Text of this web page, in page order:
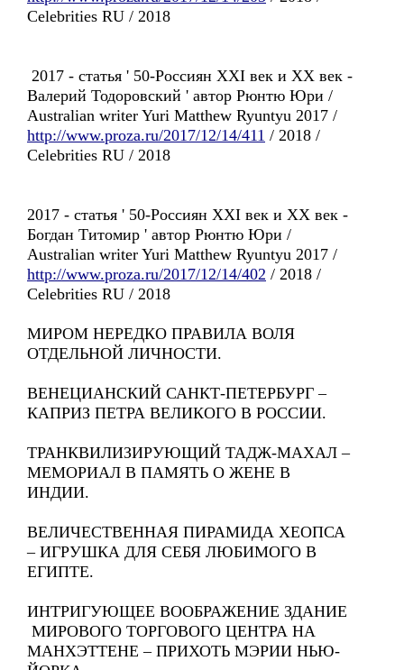
Celebrities RU / 2018
2017 - статья ' 50-Россиян XXI век и XX век -
Валерий Тодоровский ' автор Рюнтю Юри /
Australian writer Yuri Matthew Ryuntyu 2017 /
http://www.proza.ru/2017/12/14/411 / 2018 /
Celebrities RU / 2018
2017 - статья ' 50-Россиян XXI век и XX век -
Богдан Титомир ' автор Рюнтю Юри /
Australian writer Yuri Matthew Ryuntyu 2017 /
http://www.proza.ru/2017/12/14/402 / 2018 /
Celebrities RU / 2018
МИРОМ НЕРЕДКО ПРАВИЛА ВОЛЯ
ОТДЕЛЬНОЙ ЛИЧНОСТИ.
ВЕНЕЦИАНСКИЙ САНКТ-ПЕТЕРБУРГ –
КАПРИЗ ПЕТРА ВЕЛИКОГО В РОССИИ.
ТРАНКВИЛИЗИРУЮЩИЙ ТАДЖ-МАХАЛ –
МЕМОРИАЛ В ПАМЯТЬ О ЖЕНЕ В
ИНДИИ.
ВЕЛИЧЕСТВЕННАЯ ПИРАМИДА ХЕОПСА
– ИГРУШКА ДЛЯ СЕБЯ ЛЮБИМОГО В
ЕГИПТЕ.
ИНТРИГУЮЩЕЕ ВООБРАЖЕНИЕ ЗДАНИЕ
МИРОВОГО ТОРГОВОГО ЦЕНТРА НА
МАНХЭТТЕНЕ – ПРИХОТЬ МЭРИИ НЬЮ-